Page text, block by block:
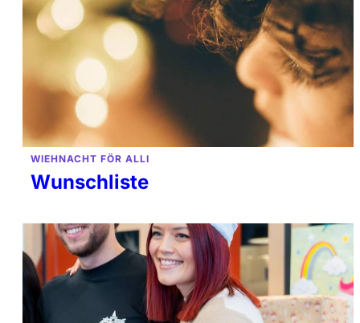
WIEHNACHT FÖR ALLI
Wunschliste